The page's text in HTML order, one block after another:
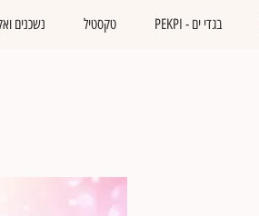
בגדי ים - PEKPI טקסטיל נשכנים